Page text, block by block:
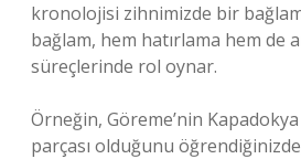
kronolojisi zihnimizde bir
bağlam, hem hatırlama hem de
süreçlerinde rol oynar.
Örneğin, Göreme’nin
parçası olduğunu